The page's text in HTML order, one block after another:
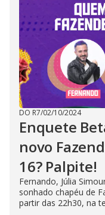
DO R7/02/10/2024
Enquete
novo
16? Palpite!
Fernando, Júlia
sonhado chapéu de
partir das 22h30, na